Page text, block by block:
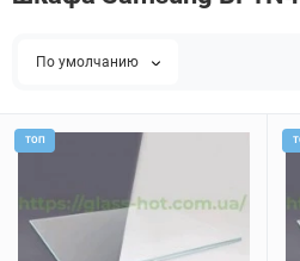
По умолчанию
ТОП